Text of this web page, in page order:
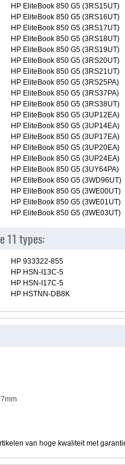
HP EliteBook 850 G5 (3RS15UT)
HP EliteBook 850 G5 (3RS16UT)
HP EliteBook 850 G5 (3RS17UT)
HP EliteBook 850 G5 (3RS18UT)
HP EliteBook 850 G5 (3RS19UT)
HP EliteBook 850 G5 (3RS20UT)
HP EliteBook 850 G5 (3RS21UT)
HP EliteBook 850 G5 (3RS25PA)
HP EliteBook 850 G5 (3RS37PA)
HP EliteBook 850 G5 (3RS38UT)
HP EliteBook 850 G5 (3UP12EA)
HP EliteBook 850 G5 (3UP14EA)
HP EliteBook 850 G5 (3UP17EA)
HP EliteBook 850 G5 (3UP20EA)
HP EliteBook 850 G5 (3UP24EA)
HP EliteBook 850 G5 (3UY64PA)
HP EliteBook 850 G5 (3WD96UT)
HP EliteBook 850 G5 (3WE00UT)
HP EliteBook 850 G5 (3WE01UT)
HP EliteBook 850 G5 (3WE03UT)
11 types:
HP 933322-855
HP HSN-I13C-5
HP HSN-I17C-5
HP HSTNN-DB8K
van hoge kwaliteit met